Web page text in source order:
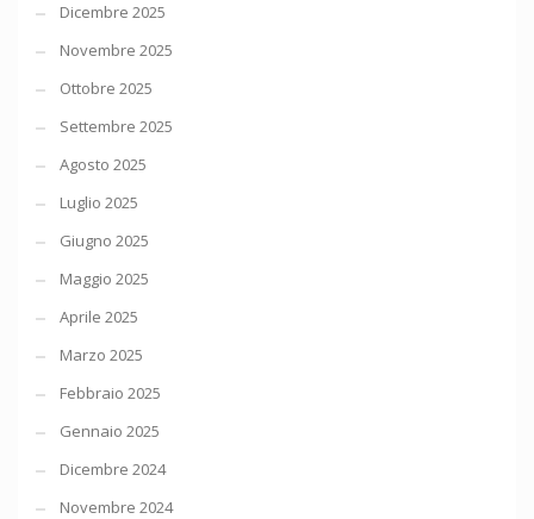
Dicembre 2025
Novembre 2025
Ottobre 2025
Settembre 2025
Agosto 2025
Luglio 2025
Giugno 2025
Maggio 2025
Aprile 2025
Marzo 2025
Febbraio 2025
Gennaio 2025
Dicembre 2024
Novembre 2024